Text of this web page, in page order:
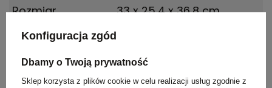
Rozmiar 33 x 25,4 x 36,8 cm
Waga
produktu (g)
Konfiguracja zgód
Dbamy o Twoją prywatność
Sklep korzysta z plików cookie w celu realizacji usług zgodnie z